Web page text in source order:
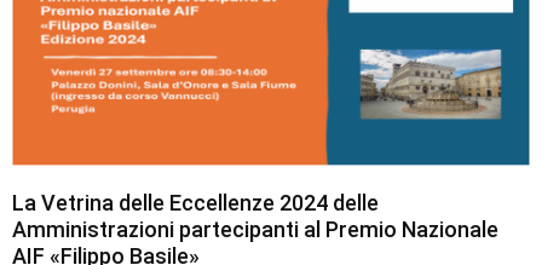
La Vetrina delle Eccellenze 2024 delle
Amministrazioni partecipanti al Premio Nazionale
AIF «Filippo Basile»